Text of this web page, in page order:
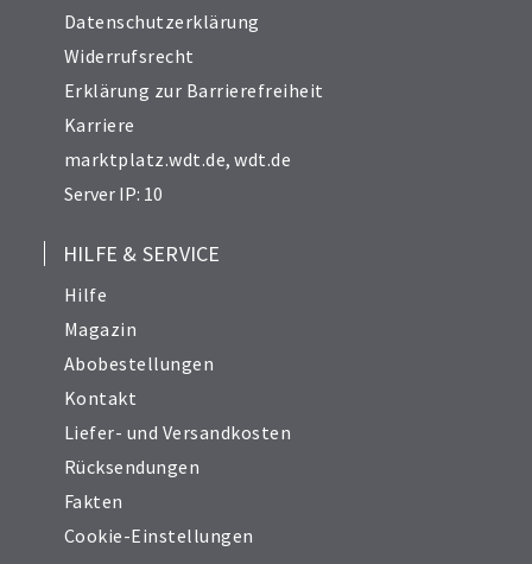
Datenschutzerklärung
Widerrufsrecht
Erklärung zur Barrierefreiheit
Karriere
marktplatz.wdt.de,wdt.de
Server IP: 10
HILFE & SERVICE
Hilfe
Magazin
Abobestellungen
Kontakt
Liefer- und Versandkosten
Rücksendungen
Fakten
Cookie-Einstellungen